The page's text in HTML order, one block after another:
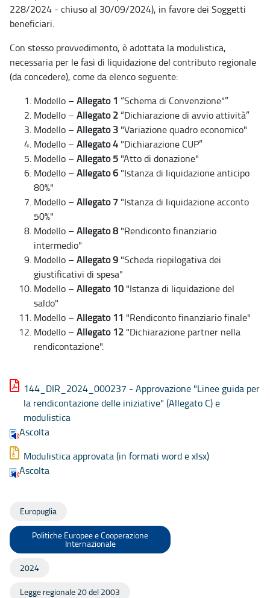
228/2024 - chiuso al 30/09/2024), in favore dei Soggetti
beneficiari.
Con stesso provvedimento, è adottata la modulistica,
necessaria per le fasi di liquidazione del contributo regionale
(da concedere), come da elenco seguente:
Modello – Allegato 1 “Schema di Convenzione"”
Modello – Allegato 2 “Dichiarazione di avvio attività”
Modello – Allegato 3 "Variazione quadro economico"
Modello – Allegato 4 "Dichiarazione CUP”
Modello – Allegato 5 "Atto di donazione"
Modello – Allegato 6 "Istanza di liquidazione anticipo
80%"
Modello – Allegato 7 "Istanza di liquidazione acconto
50%"
Modello – Allegato 8 "Rendiconto finanziario
intermedio"
Modello – Allegato 9 "Scheda riepilogativa dei
giustificativi di spesa"
Modello – Allegato 10 "Istanza di liquidazione del
saldo"
Modello – Allegato 11 "Rendiconto finanziario finale"
Modello – Allegato 12 "Dichiarazione partner nella
rendicontazione".
144_DIR_2024_000237 - Approvazione "Linee guida per
la rendicontazione delle iniziative" (Allegato C) e
modulistica
Ascolta
Modulistica approvata (in formati word e xlsx)
Ascolta
Europuglia
Politiche Europee e Cooperazione
Internazionale
2024
Legge regionale 20 del 2003